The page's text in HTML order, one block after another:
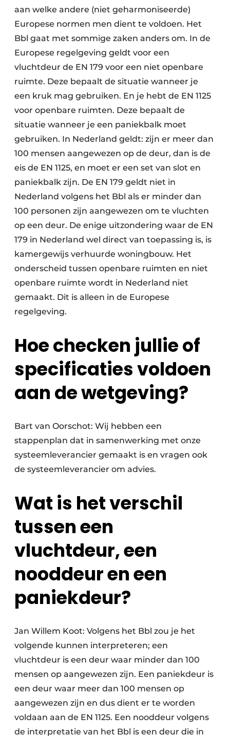
aan welke andere (niet geharmoniseerde)
Europese normen men dient te voldoen. Het
Bbl gaat met sommige zaken anders om. In de
Europese regelgeving geldt voor een
vluchtdeur de EN 179 voor een niet openbare
ruimte. Deze bepaalt de situatie wanneer je
een kruk mag gebruiken. En je hebt de EN 1125
voor openbare ruimten. Deze bepaalt de
situatie wanneer je een paniekbalk moet
gebruiken. In Nederland geldt: zijn er meer dan
100 mensen aangewezen op de deur, dan is de
eis de EN 1125, en moet er een set van slot en
paniekbalk zijn. De EN 179 geldt niet in
Nederland volgens het Bbl als er minder dan
100 personen zijn aangewezen om te vluchten
op een deur. De enige uitzondering waar de EN
179 in Nederland wel direct van toepassing is, is
kamergewijs verhuurde woningbouw. Het
onderscheid tussen openbare ruimten en niet
openbare ruimte wordt in Nederland niet
gemaakt. Dit is alleen in de Europese
regelgeving.
Hoe checken jullie of
specificaties voldoen
aan de wetgeving?
Bart van Oorschot: Wij hebben een
stappenplan dat in samenwerking met onze
systeemleverancier gemaakt is en vragen ook
de systeemleverancier om advies.
Wat is het verschil
tussen een
vluchtdeur, een
nooddeur en een
paniekdeur?
Jan Willem Koot: Volgens het Bbl zou je het
volgende kunnen interpreteren; een
vluchtdeur is een deur waar minder dan 100
mensen op aangewezen zijn. Een paniekdeur is
een deur waar meer dan 100 mensen op
aangewezen zijn en dus dient er te worden
voldaan aan de EN 1125. Een nooddeur volgens
de interpretatie van het Bbl is een deur die in